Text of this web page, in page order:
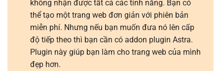
không nhận được tất cả các tính năng. Bạn có
thể tạo một trang web đơn giản với phiên bản
miễn phí. Nhưng nếu bạn muốn đưa nó lên cấp
độ tiếp theo thì bạn cần có addon plugin Astra.
Plugin này giúp bạn làm cho trang web của mình
đẹp hơn.